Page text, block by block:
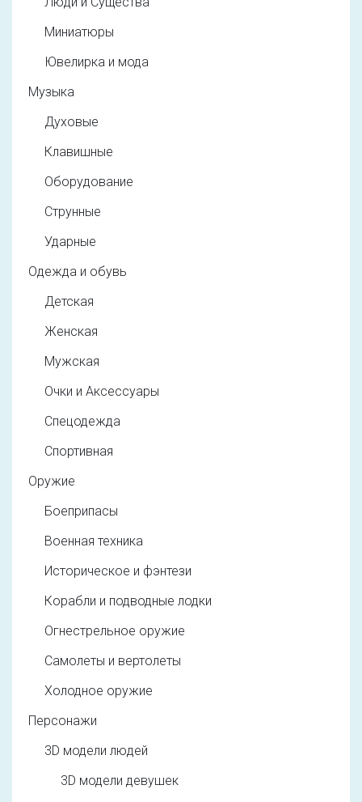
Миниатюры
Ювелирка и мода
Музыка
Духовые
Клавишные
Оборудование
Струнные
Ударные
Одежда и обувь
Детская
Женская
Мужская
Очки и Аксессуары
Спецодежда
Спортивная
Оружие
Боеприпасы
Военная техника
Историческое и фэнтези
Корабли и подводные лодки
Огнестрельное оружие
Самолеты и вертолеты
Холодное оружие
Персонажи
3D модели людей
3D модели девушек